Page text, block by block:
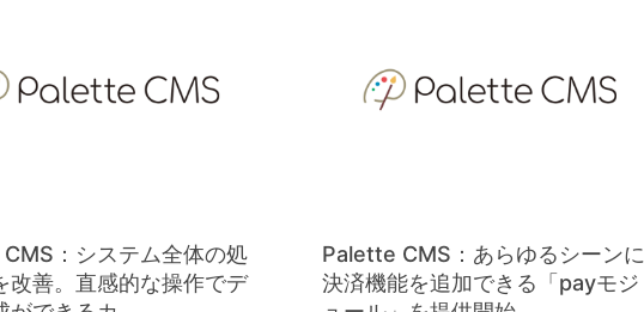
：システム全体の処
改善。直感的な操作でデ
Palette CMS：あらゆるシーンに
決済機能を追加できる「payモジ